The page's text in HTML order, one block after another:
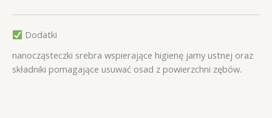
Dodatki
nanocząsteczki srebra wspierające higienę jamy ustnej oraz
składniki pomagające usuwać osad z powierzchni zębów.